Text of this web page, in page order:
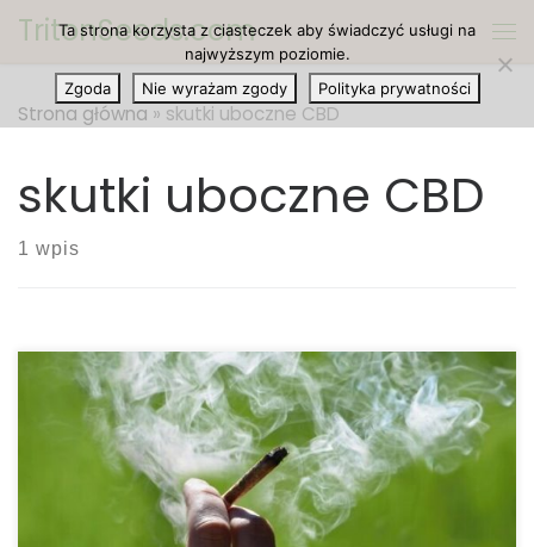
Przejdź do treści
TritonSeeds.com
Strona główna » skutki uboczne CBD
skutki uboczne CBD
1 wpis
Czy istnieje zbyt duża dawka CBD, która może być
dla nas szkodliwa? Przyjrzyjmy się badaniom.
Kannabidiol (CBD) rozprzestrzeniający się jak pożar
wraz z ruchem legalizacji marihuany, jest
nieodurzającym związkiem rośliny cannabis, który
Ta strona korzysta z ciasteczek aby świadczyć usługi na
najwyższym poziomie.
Zgoda
Nie wyrażam zgody Polityka prywatności